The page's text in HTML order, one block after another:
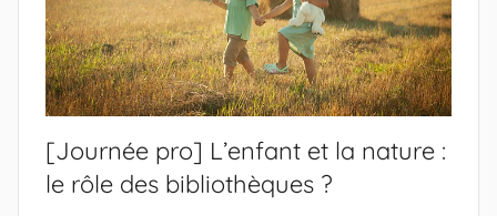
[Journée pro] L’enfant et la nature :
le rôle des bibliothèques ?